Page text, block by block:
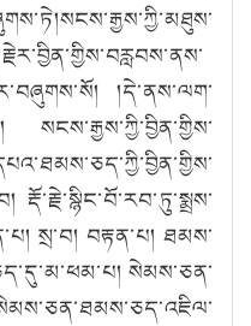
།དེ་ནས་ལག་
སངས་རྒྱས་ཀྱི་བྱིན་གྱིས་
རྡོ་རྗེ་སྙིང་བོ་རབ་ཏུ་སྨྲས་
སྲ་བ། བརྟན་པ། ཐམས་
སེམས་ཅན་